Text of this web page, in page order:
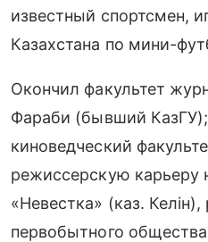
известный спортсмен,
Казахстана по мини-
Окончил факультет
Фараби (бывший
киноведческий
режиссерскую карьеру
«Невестка» (каз.
первобытного